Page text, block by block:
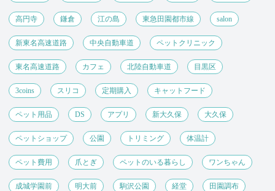
高円寺 鎌倉 江の島 東急田園都市線 salon
新東名高速道路 中央自動車道 ペットクリニック
東名高速道路 カフェ 北陸自動車道 目黒区
3coins スリコ 定期購入 キャットフード
ペット用品 DS アプリ 新大久保 大久保
ペットショップ 公園 トリミング 体温計
ペット費用 爪とぎ ペットのいる暮らし ワンちゃん
成城学園前 明大前 駒沢公園 経堂 田園調布